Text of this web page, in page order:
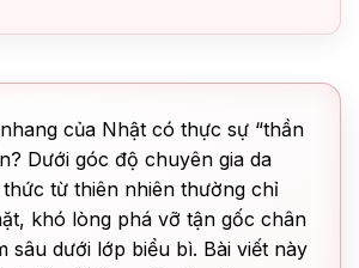
của Nhật có thực sự “thần
Dưới góc độ chuyên gia da
từ thiên nhiên thường chỉ
khó lòng phá vỡ tận gốc chân
sâu dưới lớp biểu bì. Bài viết này